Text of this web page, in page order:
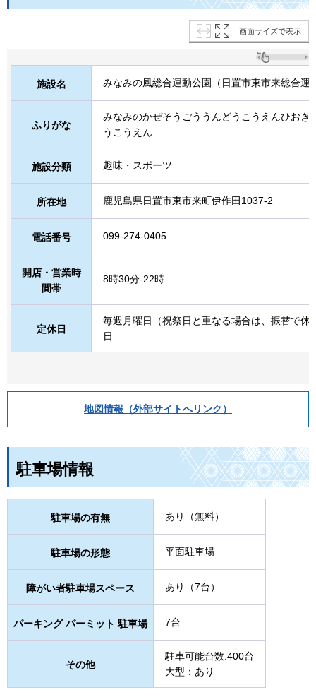
画面サイズで表示
施設名 みなみの風総合運動公園（日置市東市来総合運
ふりがな
みなみのかぜそうごううんどうこうえんひおき
うこうえん
施設分類 趣味・スポーツ
所在地 鹿児島県日置市東市来町伊作田1037-2
電話番号 099-274-0405
開店・営業時
間帯
8時30分-22時
定休日
毎週月曜日（祝祭日と重なる場合は、振替で休
日
地図情報（外部サイトへリンク）
駐車場情報
駐車場の有無 あり（無料）
駐車場の形態 平面駐車場
障がい者駐車場スペース あり（7台）
パーキング パーミット 駐車場 7台
その他
駐車可能台数:400台
大型：あり